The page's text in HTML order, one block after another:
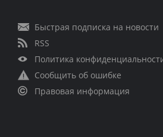
Быстрая подписка на новости
RSS
Политика
Сообщить об ошибке
Правовая информация